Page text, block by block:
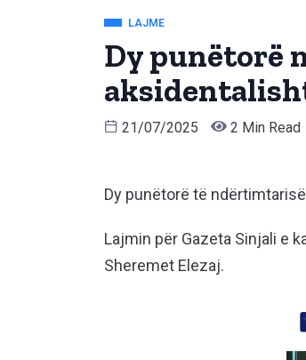
LAJME
Dy punëtorë
21/07/2025 2 Min Read
Dy punëtorë të
Lajmin për Gazeta Sinjali e
Sheremet Elezaj.